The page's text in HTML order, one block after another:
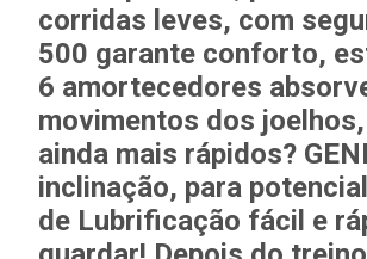
corridas leves, com
500 garante conforto,
6 amortecedores
movimentos dos
ainda mais rápidos?
inclinação, para
de Lubrificação fácil e